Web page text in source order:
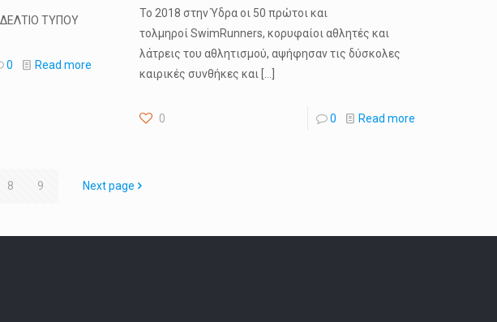
ΤΥΠΟΥ
0 Read more
To 2018 στην Ύδρα οι 50 πρώτοι και
τολμηροί SwimRunners, κορυφαίοι αθλητές και
λάτρεις του αθλητισμού, αψήφησαν τις δύσκολες
καιρικές συνθήκες και […]
0 0 Read more
8 9 Next page